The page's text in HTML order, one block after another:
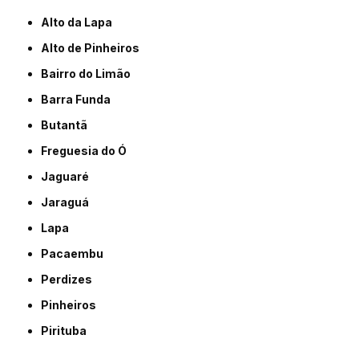
Alto da Lapa
Alto de Pinheiros
Bairro do Limão
Barra Funda
Butantã
Freguesia do Ó
Jaguaré
Jaraguá
Lapa
Pacaembu
Perdizes
Pinheiros
Pirituba